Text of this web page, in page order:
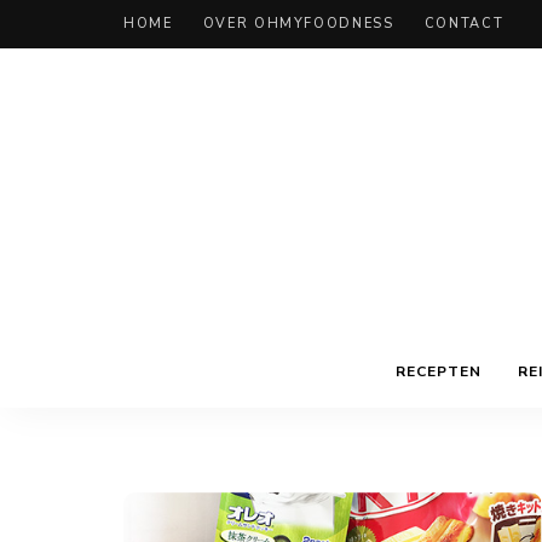
HOME OVER OHMYFOODNESS CONTACT
RECEPTEN